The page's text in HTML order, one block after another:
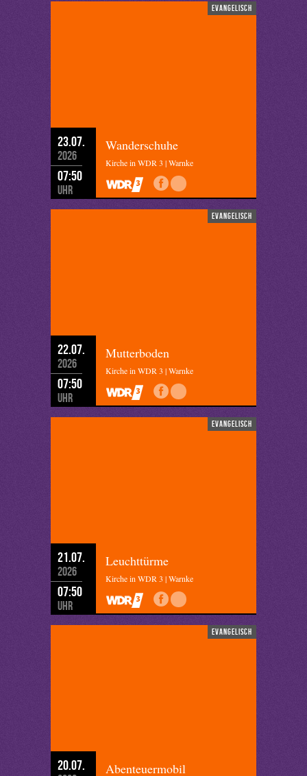
evangelisch
23.07.
2026
07:50
Uhr
Wanderschuhe
Kirche in WDR 3 | Warnke
evangelisch
22.07.
2026
07:50
Uhr
Mutterboden
Kirche in WDR 3 | Warnke
evangelisch
21.07.
2026
07:50
Uhr
Leuchttürme
Kirche in WDR 3 | Warnke
evangelisch
20.07. Abenteuermobil